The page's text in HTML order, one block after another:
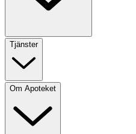
Tjänster
Om Apoteket